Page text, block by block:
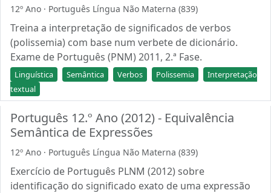
12º Ano · Português Língua Não Materna (839)
Treina a interpretação de significados de verbos
(polissemia) com base num verbete de dicionário.
Exame de Português (PNM) 2011, 2.ª Fase.
Linguística Semântica Verbos Polissemia
Interpretação
textual
Português 12.º Ano (2012) - Equivalência
Semântica de Expressões
12º Ano · Português Língua Não Materna (839)
Exercício de Português PLNM (2012) sobre
identificação do significado exato de uma expressão